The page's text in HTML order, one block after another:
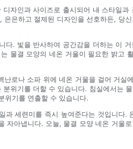
자인과 사이즈로 출시되어 내 스타일과
은하고 절제된 디자인을 선호하든, 당
다. 빛을 반사하여 공간감을 더하는 이
물결 모양의 네온 거울이 필요한 밝고
로나 소파 위에 네온 거울을 걸어 거실
위기를 더할 수 있습니다. 침실에서는
위기를 연출할 수 있습니다.
세련미를 즉시 높여준다는 것입니다.
자아냅니다. 오늘, 물결 모양 네온 거울